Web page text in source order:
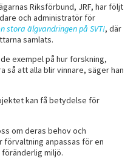
Riksförbund, JRF, har följt
och administratör för
stora älgvandringen på SVT!, där
samlats.
exempel på hur forskning,
så att alla blir vinnare, säger han
kan få betydelse för
om deras behov och
anpassas för en
miljö.